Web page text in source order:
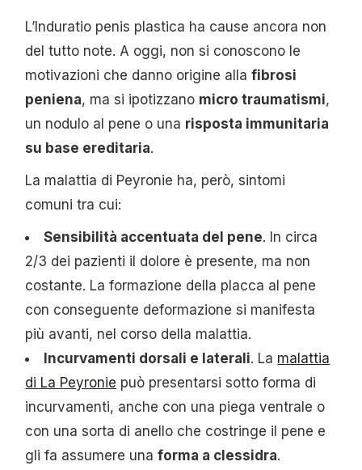
L’Induratio penis plastica ha cause ancora non
del tutto note. A oggi, non si conoscono le
motivazioni che danno origine allafibrosi
peniena, ma si ipotizzano micro traumatismi,
un nodulo al pene o una risposta immunitaria
su base ereditaria.
La malattia di Peyronie ha, però, sintomi
comuni tra cui:
Sensibilità accentuata del pene. In circa
2/3 dei pazienti il dolore è presente, ma non
costante. La formazione della placca al pene
con conseguente deformazione si manifesta
più avanti, nel corso della malattia.
Incurvamenti dorsali e laterali. La malattia
di La Peyronie può presentarsi sotto forma di
incurvamenti, anche con una piega ventrale o
con una sorta di anello che costringe il pene e
gli fa assumere unaforma a clessidra.